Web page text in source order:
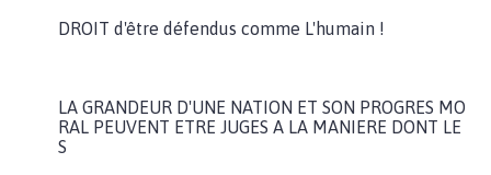
DROIT d'être défendus comme L'humain !
LA GRANDEUR D'UNE NATION ET SON PROGRES MO
RAL PEUVENT ETRE JUGES A LA MANIERE DONT LE
S